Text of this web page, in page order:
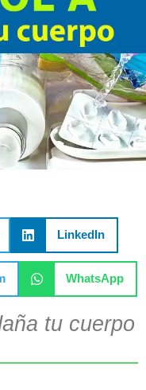
LinkedIn
WhatsApp
tu cuerpo